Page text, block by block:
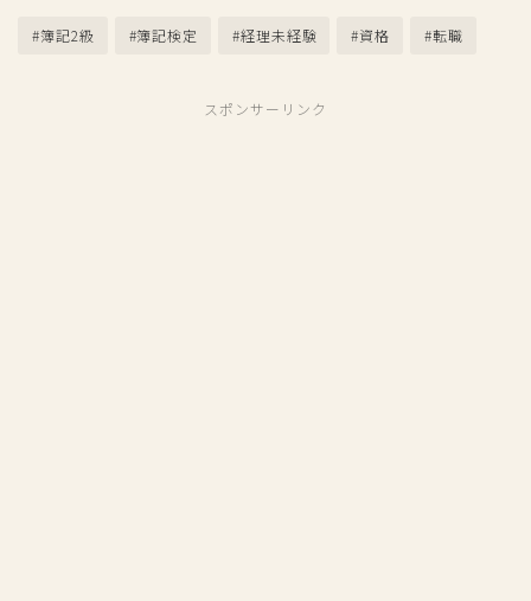
#簿記2級 #簿記検定 #経理未経験 #資格 #転職
スポンサーリンク